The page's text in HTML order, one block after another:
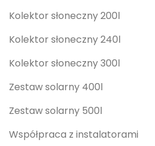
Kolektor słoneczny 200l
Kolektor słoneczny 240l
Kolektor słoneczny 300l
Zestaw solarny 400l
Zestaw solarny 500l
Współpraca z instalatorami